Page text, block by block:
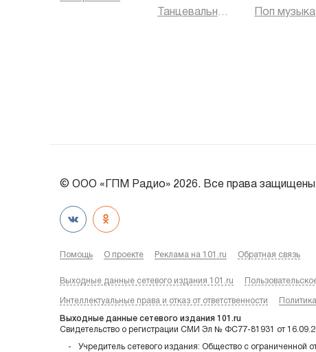
Поп музыка
© ООО «ГПМ Радио» 2026. Все права
Помощь О проекте Реклама на 101.ru Обратная связь
Выходные данные сетевого издания 101.ru
Интеллектуальные права и отказ от ответственности
Выходные данные сетевого издания 101.ru
Свидетельство о регистрации СМИ Эл № ФС77-81931 от
Учредитель сетевого издания: Общество с ограниченной